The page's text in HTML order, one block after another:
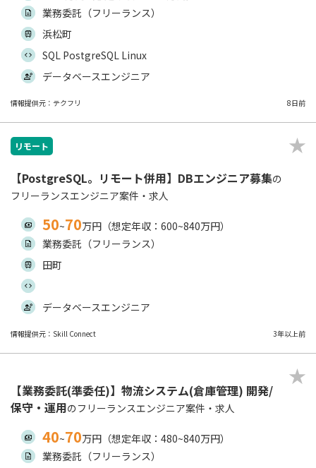
業務委託（フリーランス）
浜松町
SQL PostgreSQL Linux
データベースエンジニア
情報提供元：テクフリ 8日前
リモート
【PostgreSQL。リモート併用】DBエンジニア募集の
フリーランスエンジニア案件・求人
50~70万円（想定年収：600~840万円）
業務委託（フリーランス）
田町
データベースエンジニア
情報提供元：Skill Connect 3年以上前
【業務委託(準委任)】物流システム(倉庫管理) 開発/
保守・運用のフリーランスエンジニア案件・求人
40~70万円（想定年収：480~840万円）
業務委託（フリーランス）